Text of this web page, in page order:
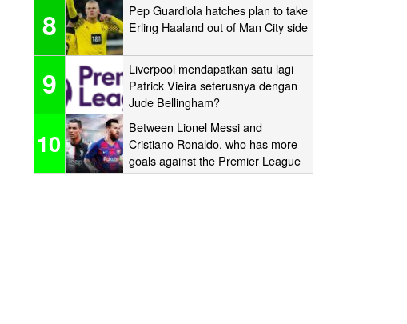
8
Pep Guardiola hatches plan to take
Erling Haaland out of Man City side
9
Liverpool mendapatkan satu lagi
Patrick Vieira seterusnya dengan
Jude Bellingham?
10
Between Lionel Messi and
Cristiano Ronaldo, who has more
goals against the Premier League
‘Big Six’?